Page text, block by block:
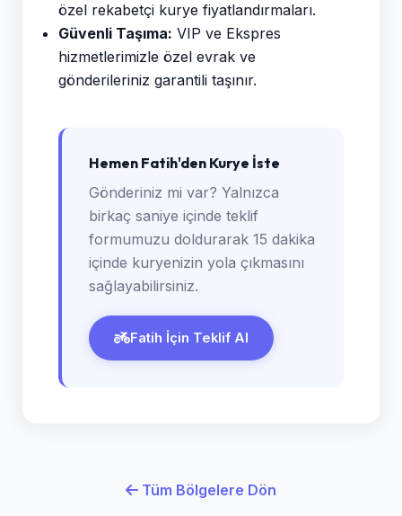
özel rekabetçi kurye fiyatlandırmaları.
Güvenli Taşıma: VIP ve Ekspres
hizmetlerimizle özel evrak ve
gönderileriniz garantili taşınır.
Hemen Fatih'den Kurye İste
Gönderiniz mi var? Yalnızca
birkaç saniye içinde teklif
formumuzu doldurarak 15 dakika
içinde kuryenizin yola çıkmasını
sağlayabilirsiniz.
Fatih İçin Teklif Al
Tüm Bölgelere Dön